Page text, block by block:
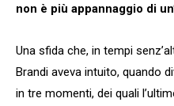
non è più appannaggio di
Una sfida che, in tempi
Brandi aveva intuito, quando
in tre momenti, dei quali